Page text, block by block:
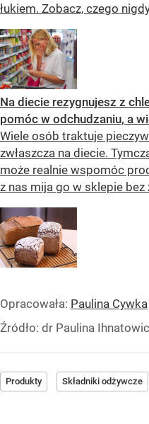
łukiem. Zobacz, czego
Na diecie rezygnujesz z
pomóc w odchudzaniu, a
Wiele osób traktuje
zwłaszcza na diecie.
może realnie wspomóc
z nas mija go w sklepie bez
Opracowała: Paulina Cywka
Źródło: dr Paulina
Produkty Składniki odżywcze